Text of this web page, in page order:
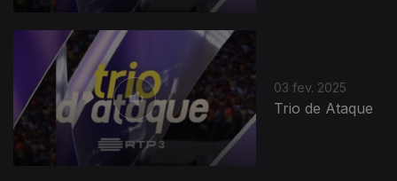
03 fev. 2025
Trio de Ataque